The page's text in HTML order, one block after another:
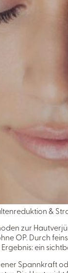
&
zur
OP. Durch
ein
Spannkraft